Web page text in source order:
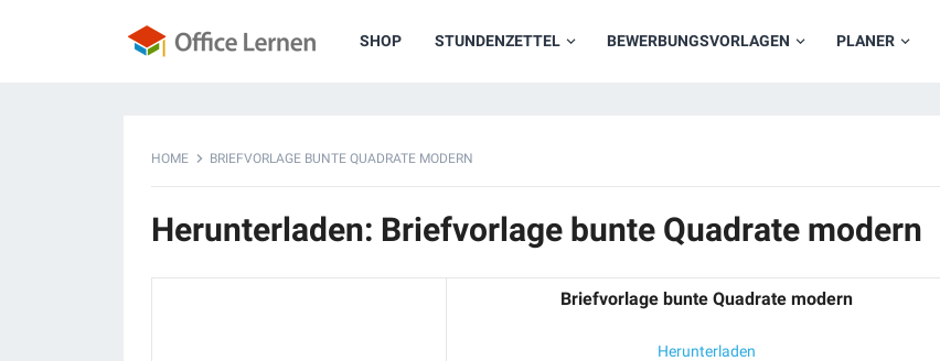
SHOP STUNDENZETTEL BEWERBUNGSVORLAGEN PLANER
HOME BRIEFVORLAGE BUNTE QUADRATE MODERN
Herunterladen: Briefvorlage bunte Quadrate modern
Briefvorlage bunte Quadrate modern
Herunterladen